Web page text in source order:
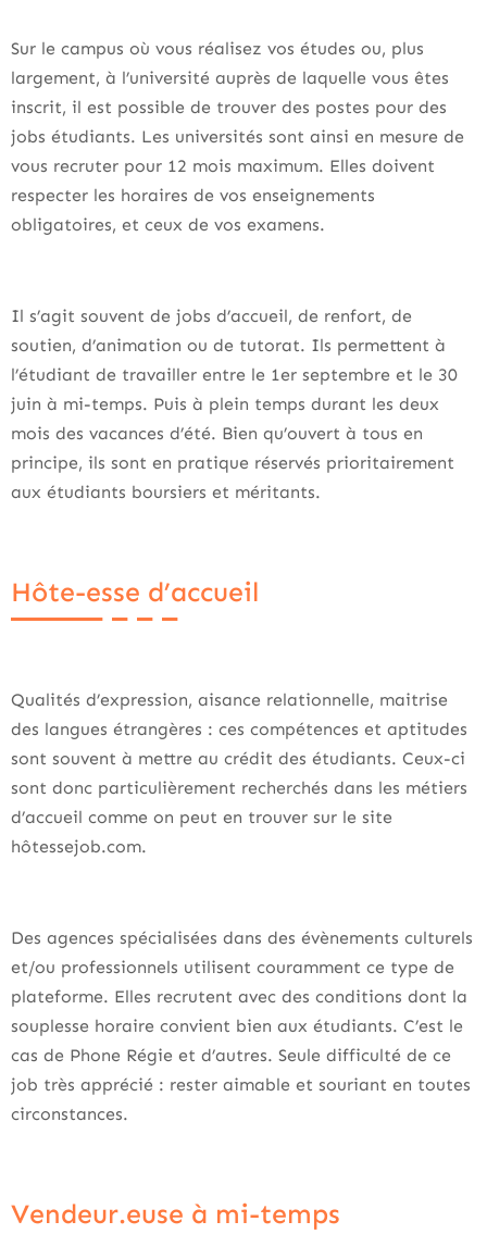
Sur le campus où vous réalisez vos études ou, plus
largement, à l’université auprès de laquelle vous êtes
inscrit, il est possible de trouver des postes pour des
jobs étudiants. Les universités sont ainsi en mesure de
vous recruter pour 12 mois maximum. Elles doivent
respecter les horaires de vos enseignements
obligatoires, et ceux de vos examens.
Il s’agit souvent de jobs d’accueil, de renfort, de
soutien, d’animation ou de tutorat. Ils permettent à
l’étudiant de travailler entre le 1er septembre et le 30
juin à mi-temps. Puis à plein temps durant les deux
mois des vacances d’été. Bien qu’ouvert à tous en
principe, ils sont en pratique réservés prioritairement
aux étudiants boursiers et méritants.
Hôte-esse d’accueil
Qualités d’expression, aisance relationnelle, maitrise
des langues étrangères : ces compétences et aptitudes
sont souvent à mettre au crédit des étudiants. Ceux-ci
sont donc particulièrement recherchés dans les métiers
d’accueil comme on peut en trouver sur le site
hôtessejob.com.
Des agences spécialisées dans des évènements culturels
et/ou professionnels utilisent couramment ce type de
plateforme. Elles recrutent avec des conditions dont la
souplesse horaire convient bien aux étudiants. C’est le
cas de Phone Régie et d’autres. Seule difficulté de ce
job très apprécié : rester aimable et souriant en toutes
circonstances.
Vendeur.euse à mi-temps